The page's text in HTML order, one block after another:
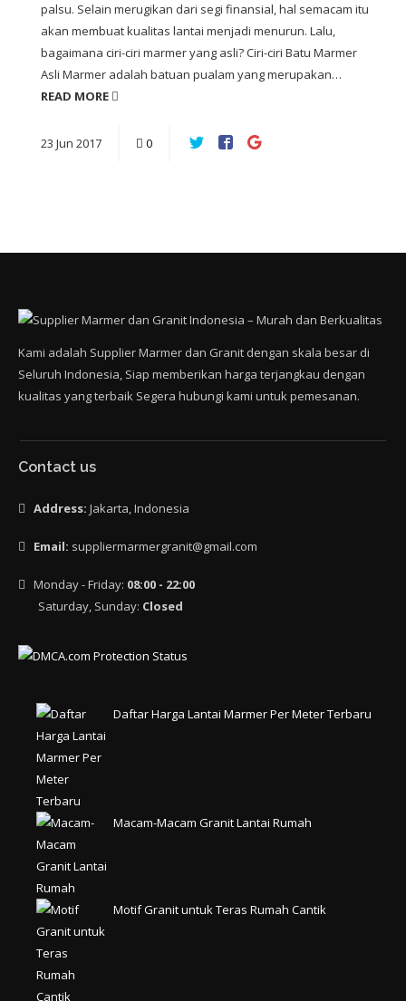
palsu. Selain merugikan dari segi finansial, hal semacam itu
akan membuat kualitas lantai menjadi menurun. Lalu,
bagaimana ciri-ciri marmer yang asli? Ciri-ciri Batu Marmer
Asli Marmer adalah batuan pualam yang merupakan…
READ MORE
23 Jun 2017 0
Kami adalah Supplier Marmer dan Granit dengan skala besar di
Seluruh Indonesia, Siap memberikan harga terjangkau dengan
kualitas yang terbaik Segera hubungi kami untuk pemesanan.
Contact us
Address: Jakarta, Indonesia
Email: suppliermarmergranit@gmail.com
Monday - Friday: 08:00 - 22:00
Saturday, Sunday: Closed
Daftar Harga Lantai Marmer Per Meter Terbaru
Macam-Macam Granit Lantai Rumah
Motif Granit untuk Teras Rumah Cantik